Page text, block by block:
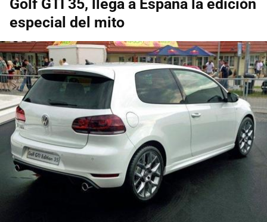
Golf GTI 35, llega a España la edición
especial del mito